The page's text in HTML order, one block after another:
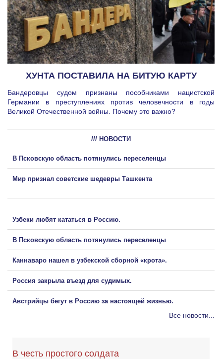
ХУНТА ПОСТАВИЛА НА БИТУЮ КАРТУ
Бандеровцы судом признаны пособниками нацистской
Германии в преступлениях против человечности в годы
Великой Отечественной войны. Почему это важно?
/// НОВОСТИ
В Псковскую область потянулись переселенцы
Мир признал советские шедевры Ташкента
Узбеки любят кататься в Россию.
В Псковскую область потянулись переселенцы
Каннаваро нашел в узбекской сборной «крота».
Россия закрыла въезд для судимых.
Австрийцы бегут в Россию за настоящей жизнью.
Все новости...
В честь простого солдата